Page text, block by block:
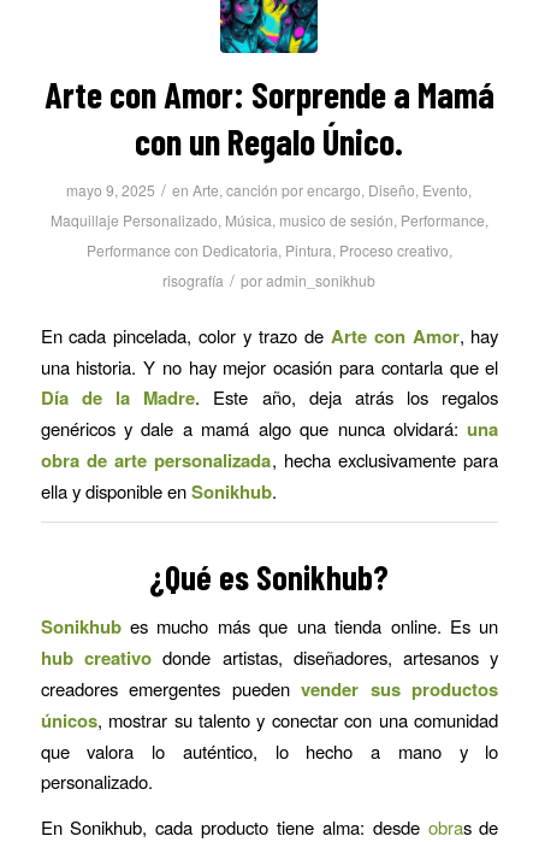
Arte con Amor: Sorprende a Mamá
con un Regalo Único.
mayo 9, 2025 / enArte,canción por encargo, Diseño, Evento,
Maquillaje Personalizado, Música, musico de sesión, Performance,
Performance con Dedicatoria, Pintura, Proceso creativo,
risografía / poradmin_sonikhub
En cada pincelada, color y trazo de Arte con Amor, hay
una historia. Y no hay mejor ocasión para contarla que el
Día de la Madre. Este año, deja atrás los regalos
genéricos y dale a mamá algo que nunca olvidará:una
obra de arte personalizada, hecha exclusivamente para
ella y disponible enSonikhub.
¿Qué es Sonikhub?
Sonikhubes mucho más que una tienda online. Es un
hub creativodonde artistas, diseñadores, artesanos y
creadores emergentes puedenvender sus productos
únicos, mostrar su talento y conectar con una comunidad
que valora lo auténtico, lo hecho a mano y lo
personalizado.
En Sonikhub, cada producto tiene alma: desdeobras de